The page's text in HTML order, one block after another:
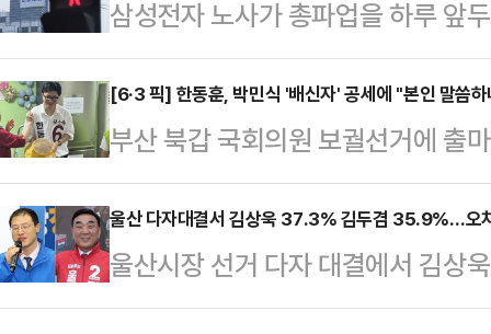
는 "성과급을 둘러싼 기업들의 연
며 "이미 카카오…
전망이 나오고, 적자를 이어가고 있
6000만원 수준의 성과급을 확보할
자 노사가 도출한 '2026년 성과급
성과급(OPI) 체계를 유지하면서
설한 점이다.노사…
삼성전자 노사가 총파업을 하루 앞
약 500만명에 달하는 주주 목소리
로 주가 변동성과 투자 불안이 커졌
족했다는 것이다.21일 업계에 따르
이날 2026년 임금협상 잠정 합의
별경영성과급 지급 기준과 자사주
종안은 노조 찬반투표를 거쳐 확정
업은 유보됐다.이번 타…
[6·3 픽] 한동훈, 박민식 '배신자' 공세에 "본인 말씀
부산 북갑 국회의원 보궐선거에 출
일 '배신자' 공세를 이어가는 박민
좋겠다"고 반박했다.한동훈 후보는
서 열린 콩국수 나눔 행사 직후 기
데 대해 "본인이 (부산) 배신하고
울산 다자대결서 김상욱 37.3% 김두겸 35.9%…오
울산시장 선거 다자 대결에서 김상
후보가 오차범위 내 초접전 양상을